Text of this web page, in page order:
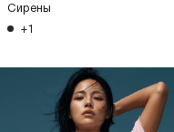
Сирены
+1